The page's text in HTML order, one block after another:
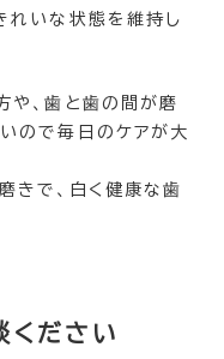
れいな状態を維持し
や、歯と歯の間が磨
ので毎日のケアが大
きで、白く健康な歯
ください